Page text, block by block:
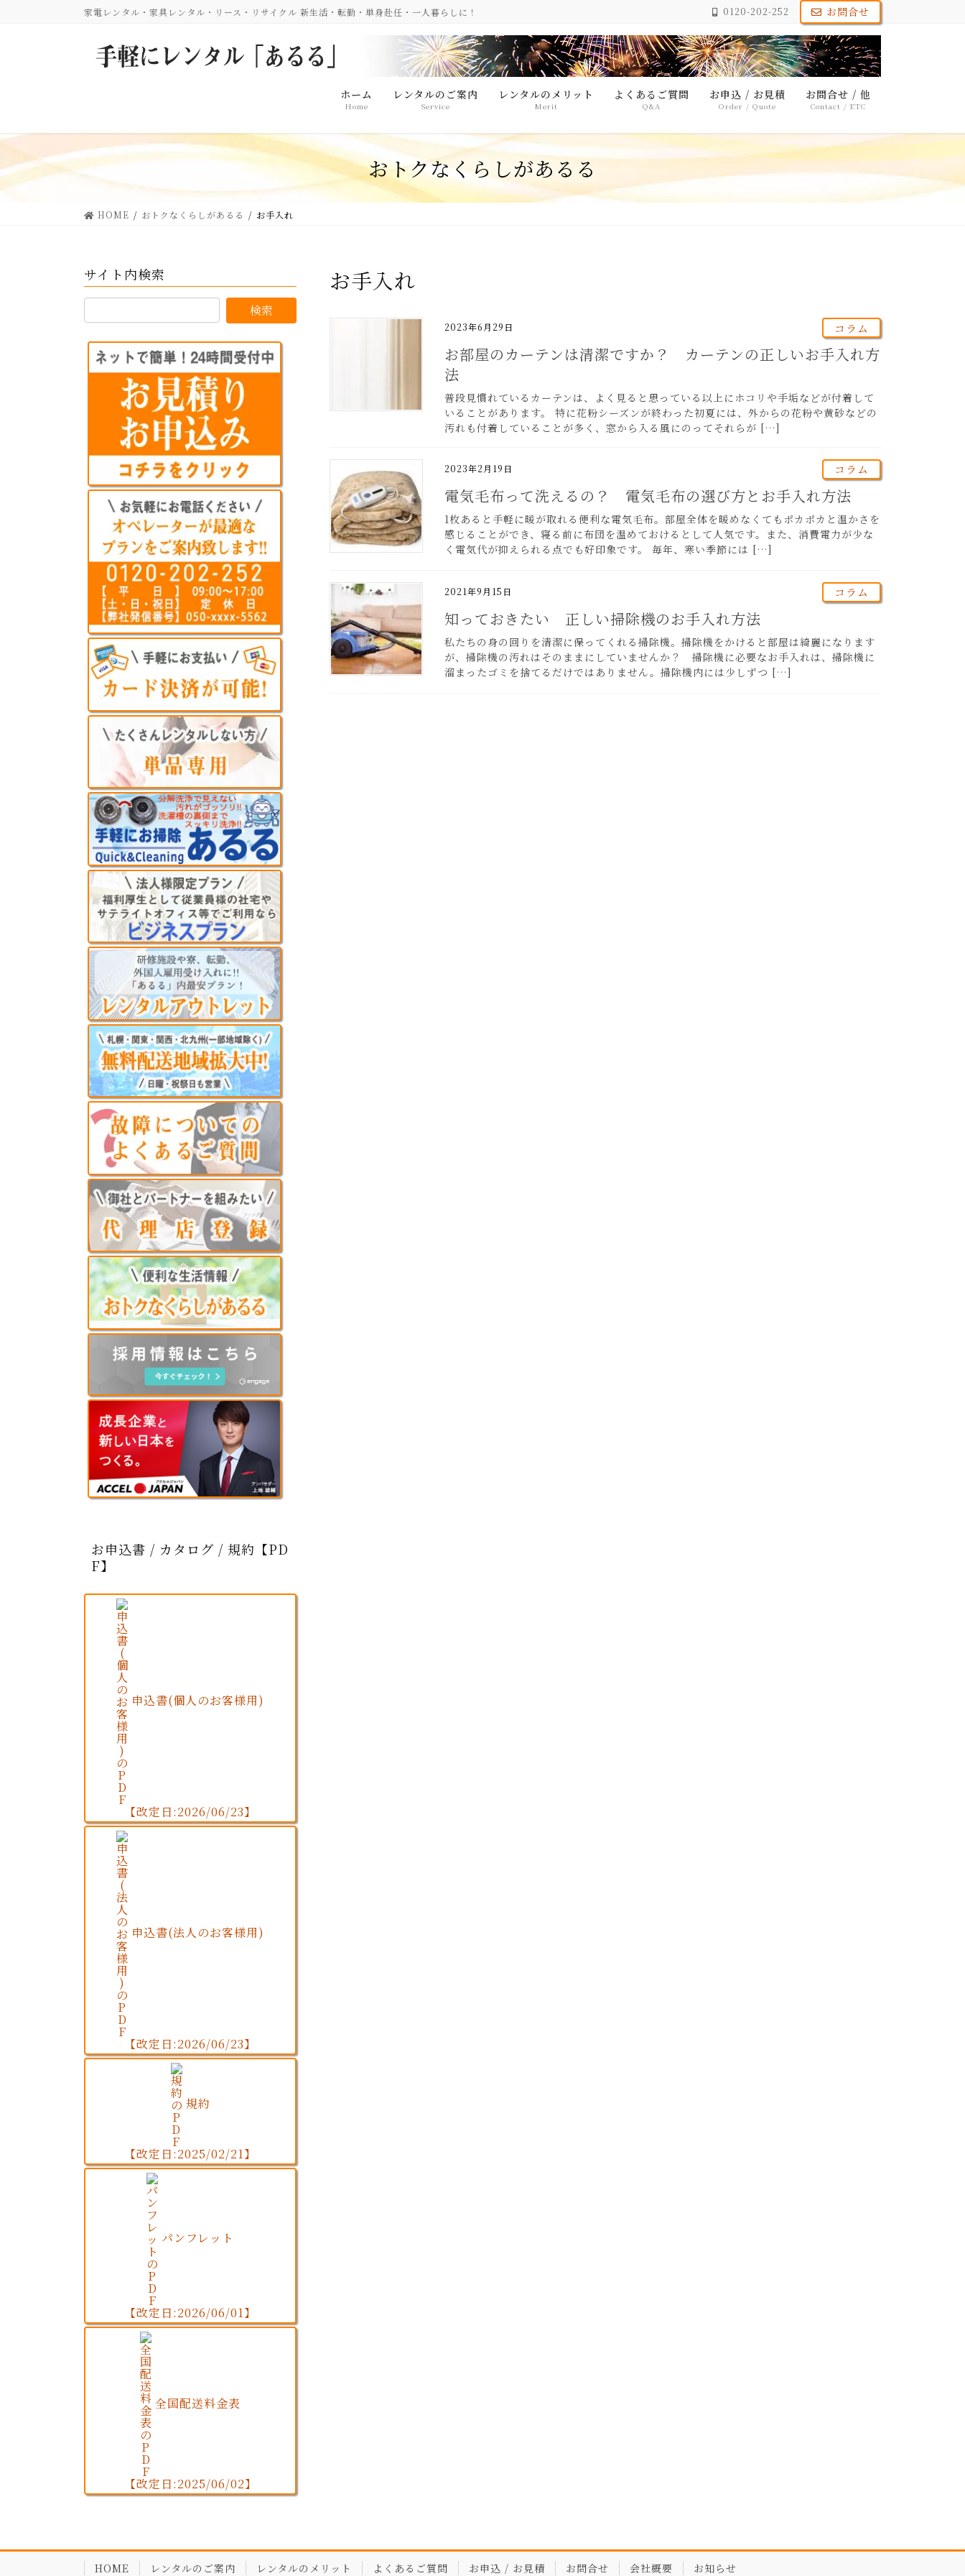
移
動
家電レンタル・家具レンタル・リース・リサイクル 新生活・転勤・単身赴任・一人暮らしに！ 0120-202-252 お問合せ
ホーム
Home
レンタルのご案内
Service
レンタルのメリット
Merit
よくあるご質問
Q&A
お申込 / お見積
Order / Quote
お問合せ / 他
Contact / ETC
おトクなくらしがあるる
HOME おトクなくらしがあるる お手入れ
お手入れ
2023年6月29日 コラム
お部屋のカーテンは清潔ですか？ カーテンの正しいお手入れ方
法
普段見慣れているカーテンは、よく見ると思っている以上にホコリや手垢などが付着して
いることがあります。 特に花粉シーズンが終わった初夏には、外からの花粉や黄砂などの
汚れも付着していることが多く、窓から入る風にのってそれらが […]
2023年2月19日 コラム
電気毛布って洗えるの？ 電気毛布の選び方とお手入れ方法
1枚あると手軽に暖が取れる便利な電気毛布。部屋全体を暖めなくてもポカポカと温かさを
感じることができ、寝る前に布団を温めておけるとして人気です。また、消費電力が少な
く電気代が抑えられる点でも好印象です。 毎年、寒い季節には […]
2021年9月15日 コラム
知っておきたい 正しい掃除機のお手入れ方法
私たちの身の回りを清潔に保ってくれる掃除機。掃除機をかけると部屋は綺麗になります
が、掃除機の汚れはそのままにしていませんか？ 掃除機に必要なお手入れは、掃除機に
溜まったゴミを捨てるだけではありません。掃除機内には少しずつ […]
サイト内検索
お申込書 / カタログ / 規約【PD
F】
申込書(個人のお客様用)
【改定日:2026/06/23】
申込書(法人のお客様用)
【改定日:2026/06/23】
規約
【改定日:2025/02/21】
パンフレット
【改定日:2026/06/01】
全国配送料金表
【改定日:2025/06/02】
HOME レンタルのご案内 レンタルのメリット よくあるご質問 お申込 / お見積 お問合せ 会社概要 お知らせ